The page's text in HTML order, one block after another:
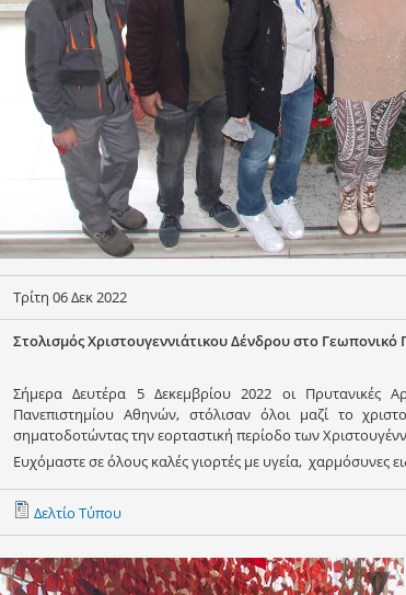
Τρίτη 06 Δεκ 2022
Στολισμός Χριστουγεννιάτικου Δένδρου στο
Σήμερα Δευτέρα 5 Δεκεμβρίου 2022 οι Πρυτανικές
Πανεπιστημίου Αθηνών, στόλισαν όλοι μαζί το
σηματοδοτώντας την εορταστική περίοδο των
Ευχόμαστε σε όλους καλές γιορτές με υγεία, χαρμόσυνες
Δελτίο Τύπου